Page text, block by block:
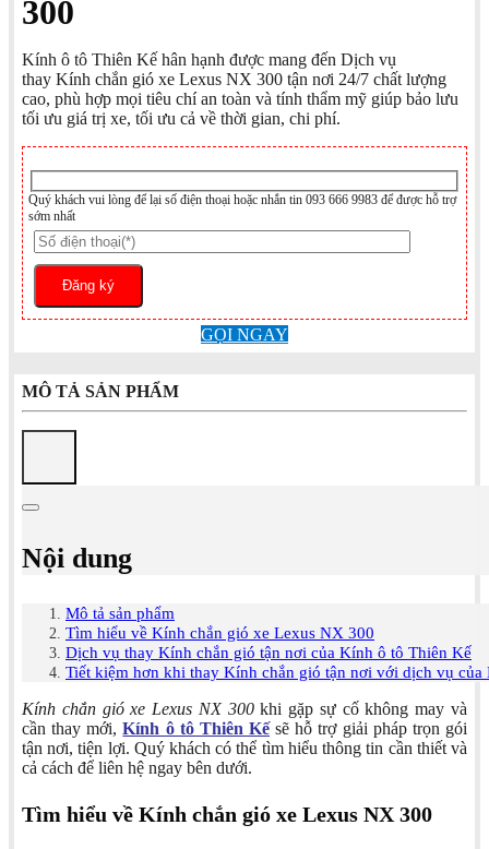
300
Kính ô tô Thiên Kế hân hạnh được mang đến Dịch vụ
thay Kính chắn gió xe Lexus NX 300 tận nơi 24/7 chất lượng
cao, phù hợp mọi tiêu chí an toàn và tính thẩm mỹ giúp bảo lưu
tối ưu giá trị xe, tối ưu cả về thời gian, chi phí.
Quý khách vui lòng để lại số điện thoại hoặc nhắn tin 093 666 9983 để được hỗ trợ
sớm nhất
GỌI NGAY
MÔ TẢ SẢN PHẨM
Nội dung
Mô tả sản phẩm
Tìm hiểu về Kính chắn gió xe Lexus NX 300
Dịch vụ thay Kính chắn gió tận nơi của Kính ô tô Thiên Kế
Tiết kiệm hơn khi thay Kính chắn gió tận nơi với dịch vụ
Kính chắn gió xe Lexus NX 300khi gặp sự cố không may và
cần thay mới,Kính ô tô Thiên Kếsẽ hỗ trợ giải pháp trọn gói
tận nơi, tiện lợi. Quý khách có thể tìm hiểu thông tin cần thiết và
cả cách để liên hệ ngay bên dưới.
Tìm hiểu về Kính chắn gió xe Lexus NX 300